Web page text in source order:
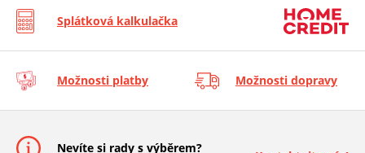
Splátková kalkulačka
Možnosti platby Možnosti dopravy
Nevíte si rady s výběrem?